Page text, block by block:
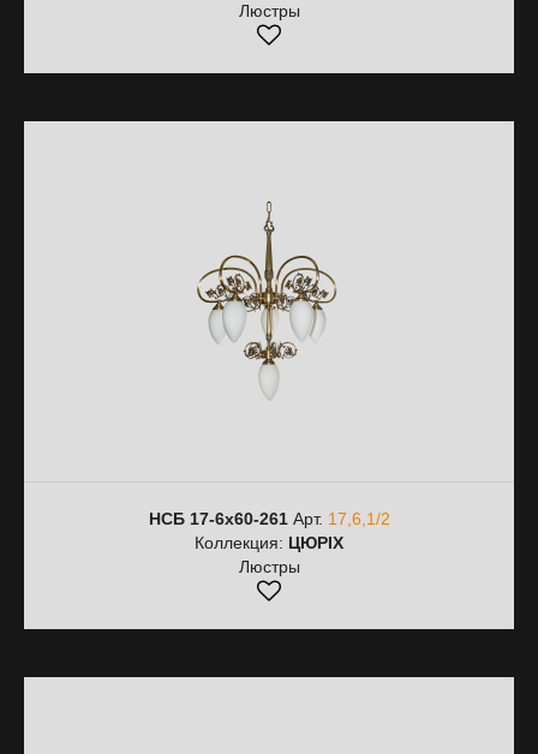
Люстры
НСБ 17-6х60-261Арт. 17,6,1/2
Коллекция: ЦЮРІХ
Люстры